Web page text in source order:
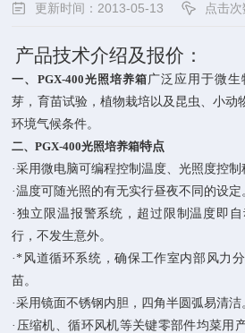
更新时间：2013-05-13 点击
产品技术介绍及报价：
一、 PGX-400光照培养箱广泛应用于微
芽，育苗试验，植物栽培以及昆虫、小动
环境气候条件。
二、PGX-400光照培养箱特点
·采用微电脑可编程控制温度、光照度控制
·温度可随光照的有无实行昼夜不同的设定
· 独立限温报警系统，超过限制温度即
行，不发生意外。
· *风道循环系统，确保工作室内部风力
苗。
·采用镜面不锈钢内胆，四角半圆弧易清洁
· 压缩机、循环风机等关键零部件均菜用